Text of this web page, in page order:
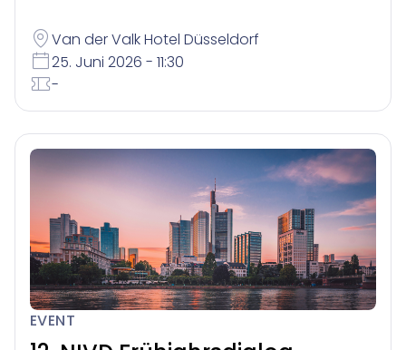
Van der Valk Hotel Düsseldorf
25. Juni 2026 - 11:30
-
EVENT